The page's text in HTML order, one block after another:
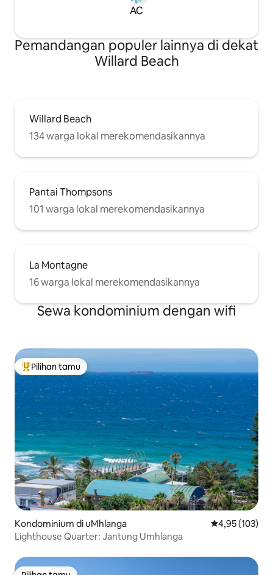
AC
Pemandangan populer lainnya di dekat
Willard Beach
Willard Beach
134 warga lokal merekomendasikannya
Pantai Thompsons
101 warga lokal merekomendasikannya
La Montagne
16 warga lokal merekomendasikannya
Sewa kondominium dengan wifi
Pilihan tamu terpopuler
Pilihan tamu
Kondominium di uMhlanga Nilai rata-rata
4,95 (103)
Lighthouse Quarter: Jantung Umhlanga